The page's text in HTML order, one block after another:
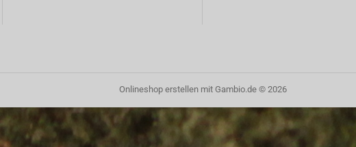
Onlineshop erstellenmit Gambio.de © 2026